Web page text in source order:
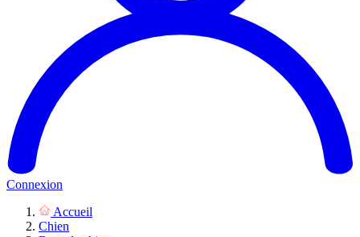
Connexion
Accueil
Chien